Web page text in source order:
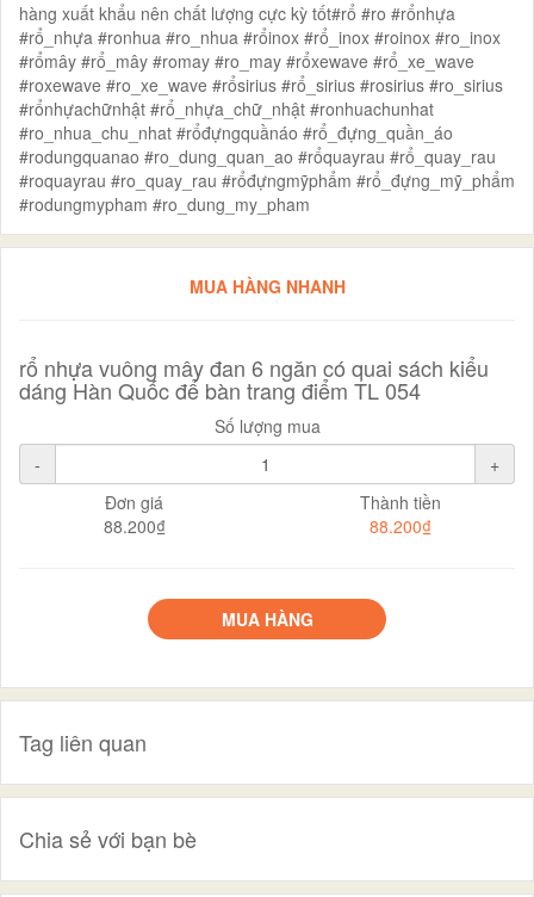
hàng xuất khẩu nên chất lượng cực kỳ tốt#rổ #ro #rổnhựa
#rổ_nhựa #ronhua #ro_nhua #rổinox #rổ_inox #roinox #ro_inox
#rổmây #rổ_mây #romay #ro_may #rổxewave #rổ_xe_wave
#roxewave #ro_xe_wave #rổsirius #rổ_sirius #rosirius #ro_sirius
#rổnhựachữnhật #rổ_nhựa_chữ_nhật #ronhuachunhat
#ro_nhua_chu_nhat #rổđựngquầnáo #rổ_đựng_quần_áo
#rodungquanao #ro_dung_quan_ao #rổquayrau #rổ_quay_rau
#roquayrau #ro_quay_rau #rổđựngmỹphẩm #rổ_đựng_mỹ_phẩm
#rodungmypham #ro_dung_my_pham
MUA HÀNG NHANH
rổ nhựa vuông mây đan 6 ngăn có quai sách kiểu
dáng Hàn Quốc để bàn trang điểm TL 054
Số lượng mua
-
+
Đơn giá
88.200₫
Thành tiền
88.200₫
MUA HÀNG
Tag liên quan
Chia sẻ với bạn bè